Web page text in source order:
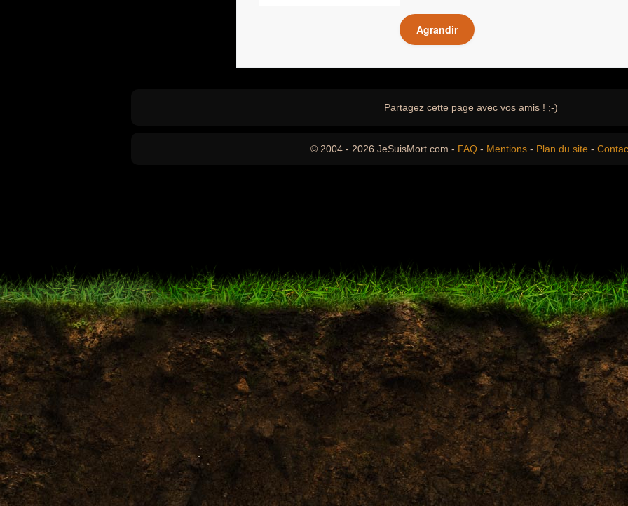
Agrandir
Partagez cette page avec vos amis ! ;-)
© 2004 - 2026 JeSuisMort.com - FAQ - Mentions - Plan du site -